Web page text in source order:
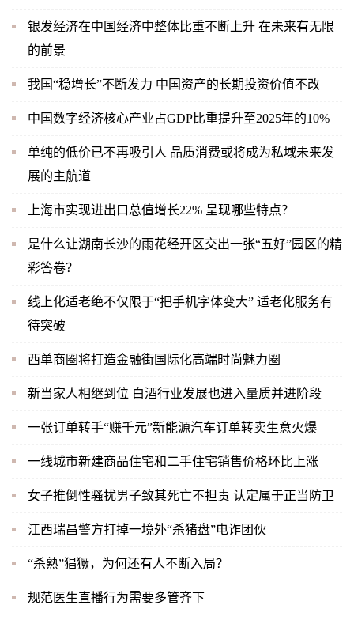
银发经济在中国经济中整体比重不断上升 在未来有无限
的前景
我国“稳增长”不断发力 中国资产的长期投资价值不改
中国数字经济核心产业占GDP比重提升至2025年的10%
单纯的低价已不再吸引人 品质消费或将成为私域未来发
展的主航道
上海市实现进出口总值增长22% 呈现哪些特点？
是什么让湖南长沙的雨花经开区交出一张“五好”园区的精
彩答卷？
线上化适老绝不仅限于“把手机字体变大” 适老化服务有
待突破
西单商圈将打造金融街国际化高端时尚魅力圈
新当家人相继到位 白酒行业发展也进入量质并进阶段
一张订单转手“赚千元”新能源汽车订单转卖生意火爆
一线城市新建商品住宅和二手住宅销售价格环比上涨
女子推倒性骚扰男子致其死亡不担责 认定属于正当防卫
江西瑞昌警方打掉一境外“杀猪盘”电诈团伙
“杀熟”猖獗，为何还有人不断入局？
规范医生直播行为需要多管齐下